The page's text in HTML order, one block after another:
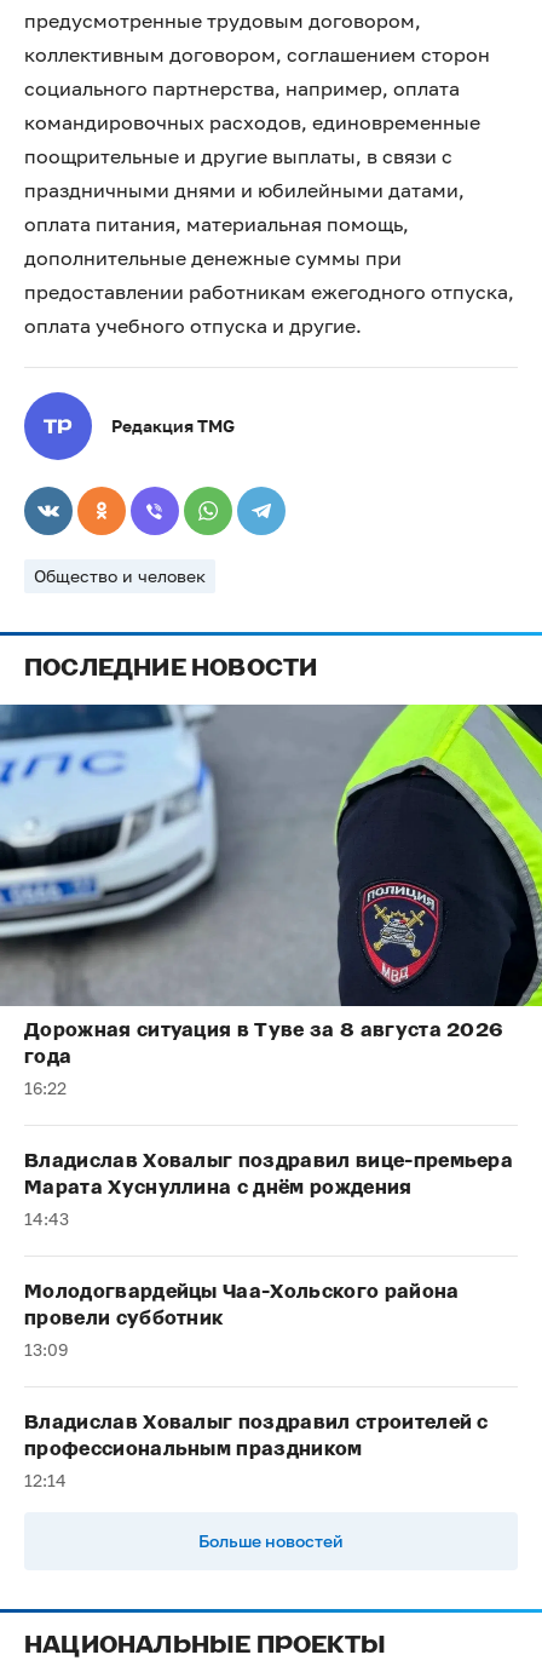
предусмотренные трудовым договором,
коллективным договором, соглашением сторон
социального партнерства, например, оплата
командировочных расходов, единовременные
поощрительные и другие выплаты, в связи с
праздничными днями и юбилейными датами,
оплата питания, материальная помощь,
дополнительные денежные суммы при
предоставлении работникам ежегодного отпуска,
оплата учебного отпуска и другие.
Редакция TMG
Общество и человек
ПОСЛЕДНИЕ НОВОСТИ
Дорожная ситуация в Туве за 8 августа 2026
года
16:22
Владислав Ховалыг поздравил вице-премьера
Марата Хуснуллина с днём рождения
14:43
Молодогвардейцы Чаа-Хольского района
провели субботник
13:09
Владислав Ховалыг поздравил строителей с
профессиональным праздником
12:14
Больше новостей
НАЦИОНАЛЬНЫЕ ПРОЕКТЫ